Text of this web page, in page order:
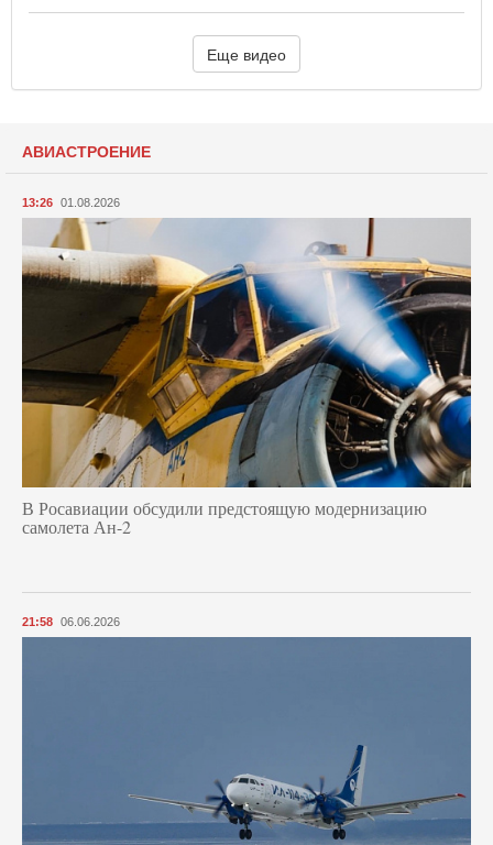
Еще видео
АВИАСТРОЕНИЕ
13:26 01.08.2026
В Росавиации обсудили предстоящую модернизацию
самолета Ан-2
21:58 06.06.2026